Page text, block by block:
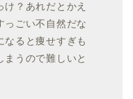
？あれだとかえ
っごい不自然だな
なると痩せすぎも
うので難しいと